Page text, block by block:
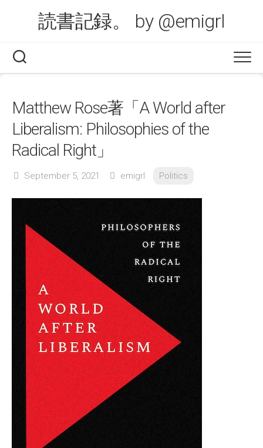
読書記録。 by @emigrl
Matthew Rose著「A World after
Liberalism: Philosophies of the
Radical Right」
September 5, 2021 emigrl Politics